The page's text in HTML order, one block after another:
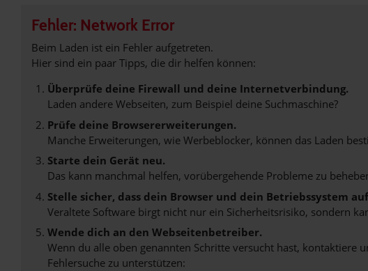
Fehler: Network Error
Beim Laden ist ein Fehler aufgetreten.
Hier sind ein paar Tipps, die dir helfen können:
Überprüfe deine Firewall und deine Internetverbindung.
Laden andere Webseiten, zum Beispiel deine Suchmaschine?
Prüfe deine Browsererweiterungen.
Manche Erweiterungen, wie Werbeblocker, können das Laden
Starte dein Gerät neu.
Das kann manchmal helfen, vorübergehende Probleme zu
Stelle sicher, dass dein Browser und dein Betriebssystem
Veraltete Software birgt nicht nur ein Sicherheitsrisiko, sondern
Wende dich an den Webseitenbetreiber.
Wenn du alle oben genannten Schritte versucht hast, kontaktiere
Fehlersuche zu unterstützen: